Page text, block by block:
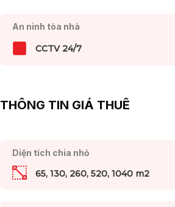
An ninh tòa nhà
CCTV 24/7
THÔNG TIN GIÁ THUÊ
Diện tích chia nhỏ
65, 130, 260, 520, 1040 m2